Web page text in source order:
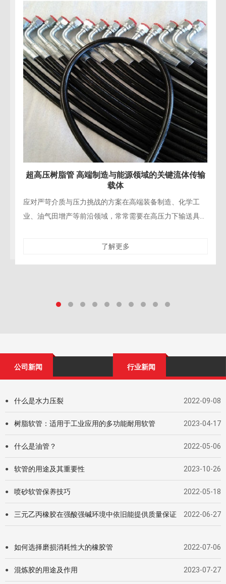
精密工程拆除的“柔性手术刀”在现代桥梁修复、建筑结构改
公司新闻 行业新闻
● 什么是水力压裂 2022-09-08
● 树脂软管：适用于工业应用的多功能耐用软管 2023-04-17
● 什么是油管？ 2022-05-06
● 软管的用途及其重要性 2023-10-26
● 喷砂软管保养技巧 2022-05-18
● 三元乙丙橡胶在强酸强碱环境中依旧能提供质量保证 2022-06-27
● 如何选择磨损消耗性大的橡胶管 2022-07-06
● 混炼胶的用途及作用 2023-07-27